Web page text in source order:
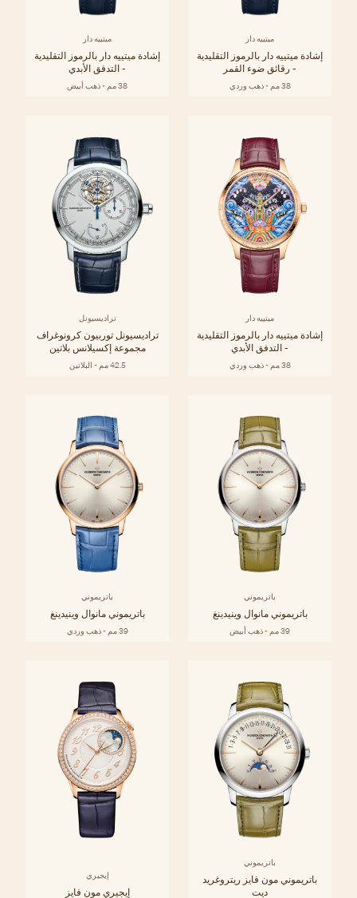
ميتييه دار
إشادة ميتييه دار بالرموز التقليدية
- رقائق ضوء القمر
38 مم - ذهب وردي
ميتييه دار
إشادة ميتييه دار بالرموز التقليدية
- التدفق الأبدي
38 مم - ذهب أبيض
ميتييه دار
إشادة ميتييه دار بالرموز التقليدية
- التدفق الأبدي
38 مم - ذهب وردي
تراديسيونل
تراديسيونل توربيون كرونوغراف
مجموعة إكسيلانس بلاتين
42.5 مم - البلاتين
باتريموني
باتريموني مانوال وينيدينغ
39 مم - ذهب أبيض
باتريموني
باتريموني مانوال وينيدينغ
39 مم - ذهب وردي
باتريموني
باتريموني مون فايز ريتروغريد
ديت
إيجيري
إيجيري مون فايز